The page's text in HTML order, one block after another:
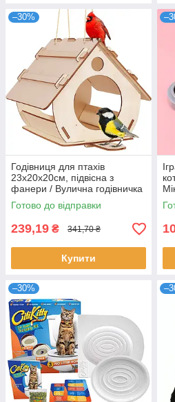
–30%
Годівниця для птахів
23х20х20см, підвісна з
фанери / Вулична годівничка
конструктор для пташок /
Збірна годівниця
Готово до відправки
239,19 ₴ 341,70 ₴
Купити
–30%